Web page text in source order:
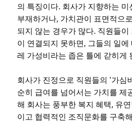
의 특징이다. 회사가 지향하는
부재하거나, 가치관이 표면적으
되지 않는 경우가 많다. 직원들
이 연결되지 못하면, 그들의 일
레 가성비라는 좁은 틀에 갇히게
회사가 진정으로 직원들의 '가심
순히 급여를 넘어서는 가치를 제
해 회사는 풍부한 복지 혜택, 유
이고 협력적인 조직문화를 구축